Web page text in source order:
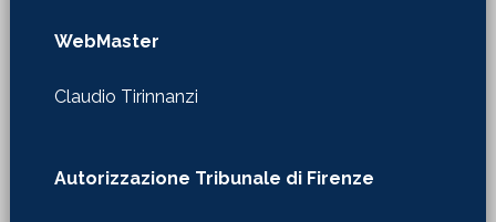
WebMaster
Claudio Tirinnanzi
Autorizzazione Tribunale di Firenze